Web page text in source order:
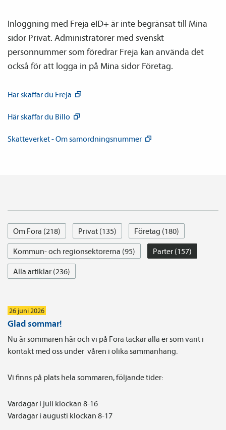
Inloggning med Freja eID+ är inte begränsat till Mina
sidor Privat. Administratörer med svenskt
personnummer som föredrar Freja kan använda det
också för att logga in på Mina sidor Företag.
Här skaffar du Freja
Här skaffar du Billo
Skatteverket - Omsamordnings­nummer
Om Fora (218) Privat (135)
Företag (180)
Kommun- och regionsektorerna (95)
Parter (157)
Alla artiklar (236)
26 juni 2026
Glad sommar!
Nu är sommaren här och vi på Fora tackar alla er som varit i
kontakt med oss under våren i olika sammanhang.
Vi finns på plats hela sommaren, följande tider:
Vardagar i juli klockan 8-16
Vardagar i augusti klockan 8-17